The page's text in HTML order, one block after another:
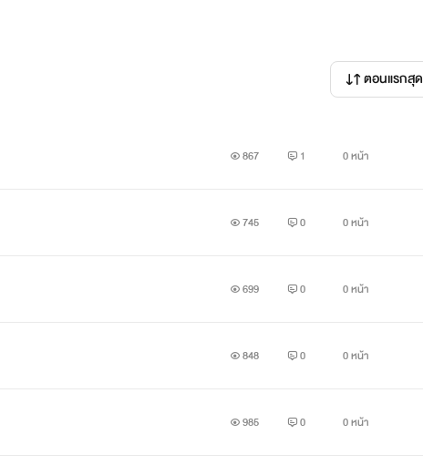
พี่เมฆาตอบ
ปิ้ล
นตอบ
ลิกกับเบญญานานแล้วนะ” พี่เมฆาตอบฉันด้วยท่าทางที่จริงใจ
ตอนแรกสุด
867 1 0 หน้า
745 0 0 หน้า
699 0 0 หน้า
848 0 0 หน้า
985 0 0 หน้า